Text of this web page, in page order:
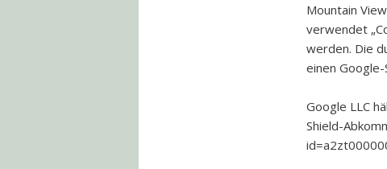
Mountain
verwendet
werden. Die
einen
Google LLC
Shield-